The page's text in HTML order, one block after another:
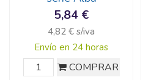
5,84 €
4,82 € s/iva
Envío en 24 horas
COMPRAR